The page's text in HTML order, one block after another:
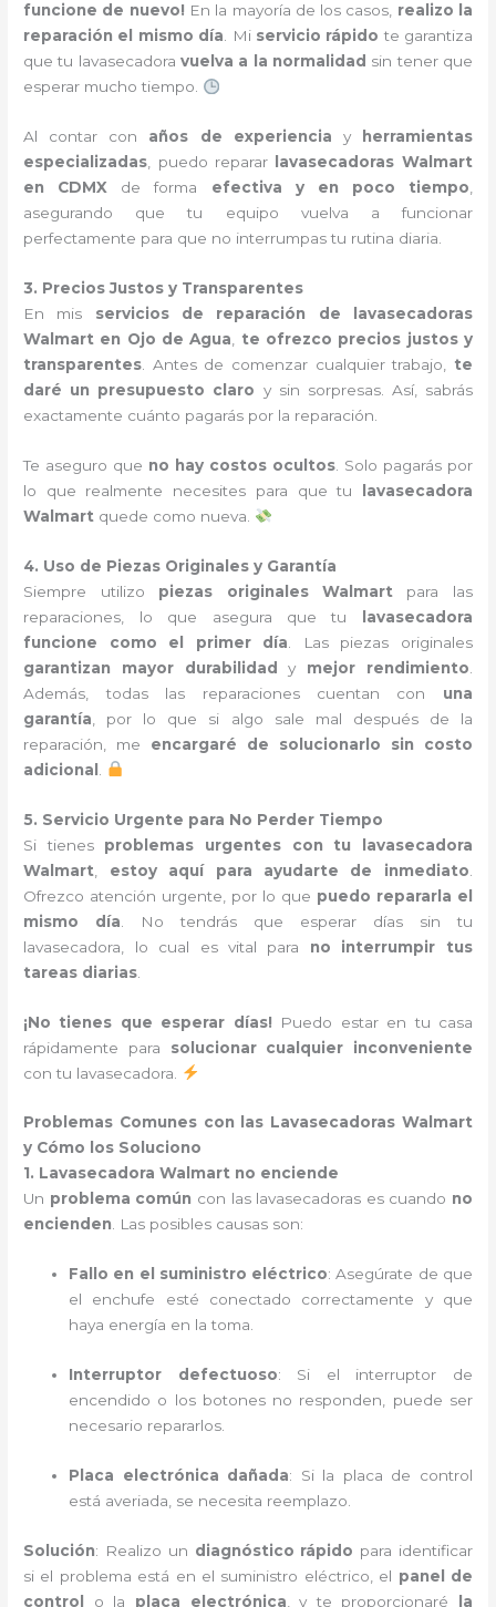
funcione de nuevo! En la mayoría de los casos, realizo la
reparación el mismo día. Mi servicio rápido te garantiza
que tu lavasecadoravuelva a la normalidad sin tener que
esperar mucho tiempo.
Al contar con años de experiencia y
herramientas
especializadas , puedo reparar
lavasecadoras Walmart
en CDMX de forma efectiva y en poco tiempo
asegurando que tu equipo vuelva a funcionar
perfectamente para que no interrumpas tu rutina diaria.
3. Precios Justos y Transparentes
En mis servicios de reparación de lavasecadoras
Walmart en Ojo de Agua
te ofrezco precios justos y
transparentes . Antes de comenzar cualquier trabajo, te
daré un presupuesto claro y sin sorpresas. Así, sabrás
exactamente cuánto pagarás por la reparación.
Te aseguro que no hay costos ocultos. Solo pagarás por
lo que realmente necesites para que tu
lavasecadora
Walmart quede como nueva.
4. Uso de Piezas Originales y Garantía
Siempre utilizo piezas originales Walmart para las
reparaciones, lo que asegura que tu
lavasecadora
funcione como el primer día . Las piezas originales
garantizan mayor durabilidad
y mejor rendimiento
Además, todas las reparaciones cuentan con una
garantía , por lo que si algo sale mal después de la
reparación, me encargaré de solucionarlo sin costo
adicional
5. Servicio Urgente para No Perder Tiempo
Si tienes problemas urgentes con tu lavasecadora
Walmart
estoy aquí para ayudarte de inmediato
Ofrezco atención urgente, por lo que puedo repararla el
mismo día . No tendrás que esperar días sin tu
lavasecadora, lo cual es vital para no interrumpir tus
tareas diarias
¡No tienes que esperar días! Puedo estar en tu casa
rápidamente para solucionar cualquier inconveniente
con tu lavasecadora.
Problemas Comunes con las Lavasecadoras Walmart
y Cómo los Soluciono
1. Lavasecadora Walmart no enciende
Un problema común con las lavasecadoras es cuando no
encienden. Las posibles causas son:
Fallo en el suministro eléctrico: Asegúrate de que
el enchufe esté conectado correctamente y que
haya energía en la toma.
Interruptor defectuoso: Si el interruptor de
encendido o los botones no responden, puede ser
necesario repararlos.
Placa electrónica dañada: Si la placa de control
está averiada, se necesita reemplazo.
Solución: Realizo un diagnóstico rápido para identificar
si el problema está en el suministro eléctrico, el panel de
control
o la placa electrónica , y te proporcionaré la